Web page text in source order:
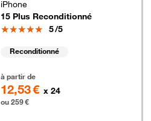
iPhone
15 Plus Reconditionné
Note
5/5
Reconditionné
à partir de
12,53 € x 24
ou 259 €